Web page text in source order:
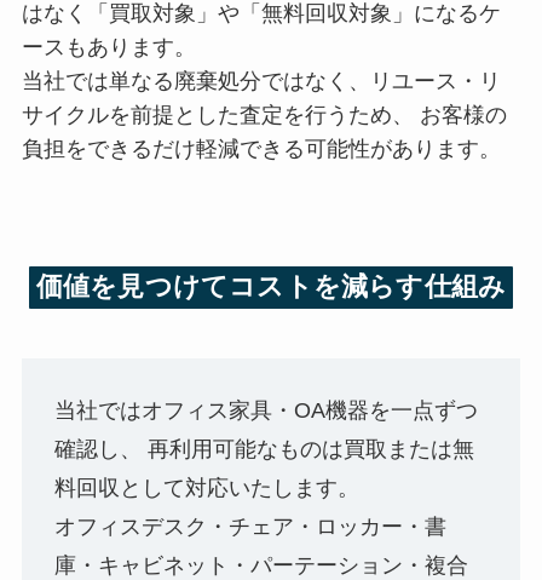
はなく「買取対象」や「無料回収対象」になるケ
ースもあります。
当社では単なる廃棄処分ではなく、リユース・リ
サイクルを前提とした査定を行うため、 お客様の
負担をできるだけ軽減できる可能性があります。
価値を見つけてコストを減らす仕組み
当社ではオフィス家具・OA機器を一点ずつ
確認し、 再利用可能なものは買取または無
料回収として対応いたします。
オフィスデスク・チェア・ロッカー・書
庫・キャビネット・パーテーション・複合